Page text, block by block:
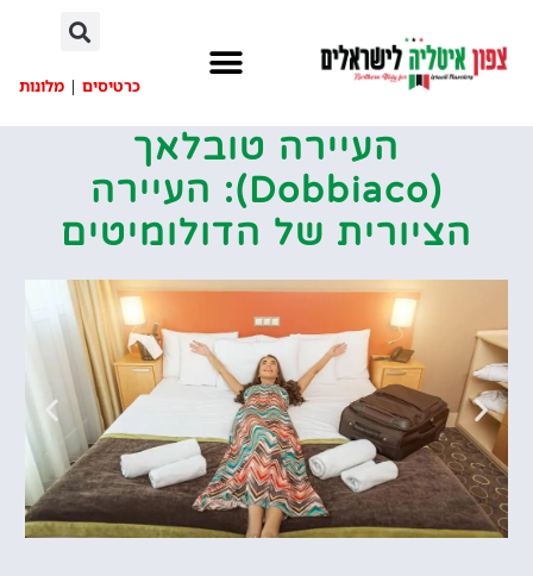
כרטיסים | מלונות
העיירה טובלאך
(Dobbiaco): העיירה
הציורית של הדולומיטים